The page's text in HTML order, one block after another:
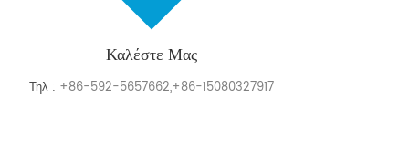
Καλέστε Μας
Τηλ : +86-592-5657662,+86-15080327917